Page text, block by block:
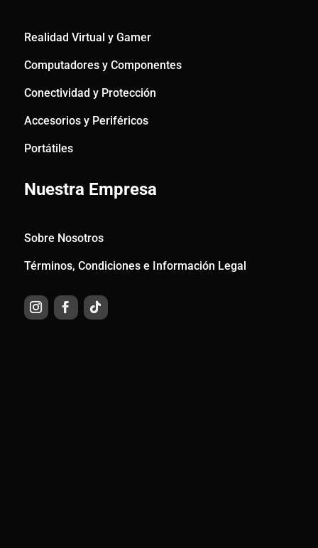
Realidad Virtual y Gamer
Computadores y Componentes
Conectividad y Protección
Accesorios y Periféricos
Portátiles
Nuestra Empresa
Sobre Nosotros
Términos, Condiciones e Información Legal